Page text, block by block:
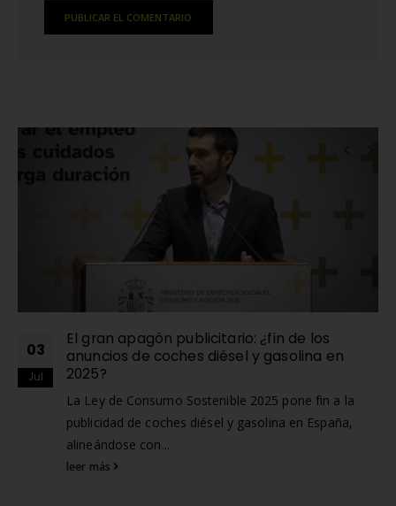
RELATEDPOSTS
03
Jul
El gran apagón publicitario: ¿fin de los
anuncios de coches diésel y gasolina en
2025?
La Ley de Consumo Sostenible 2025 pone fin a la
publicidad de coches diésel y gasolina en España,
alineándose con...
leer más